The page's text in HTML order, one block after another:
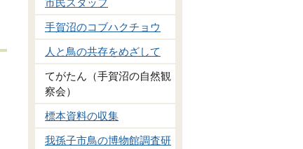
市民スタッフ
手賀沼のコブハクチョウ
人と鳥の共存をめざして
てがたん（手賀沼の自然観
察会）
標本資料の収集
我孫子市鳥の博物館調査研